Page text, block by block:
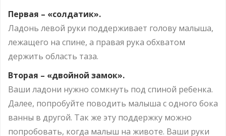
Первая – «солдатик».
Ладонь левой руки поддерживает голову малыша,
лежащего на спине, а правая рука обхватом
держить область таза.
Вторая – «двойной замок».
Ваши ладони нужно сомкнуть под спиной ребенка.
Далее, попробуйте поводить малыша с одного бока
ванны в другой. Так же эту поддержку можно
попробовать, когда малыш на животе. Ваши руки